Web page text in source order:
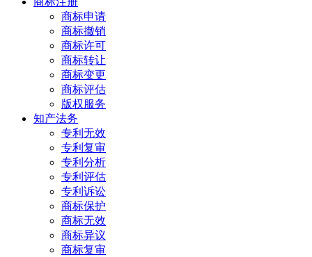
商标申请
商标撤销
商标许可
商标转让
商标变更
商标评估
版权服务
知产法务
专利无效
专利复审
专利分析
专利评估
专利诉讼
商标保护
商标无效
商标异议
商标复审